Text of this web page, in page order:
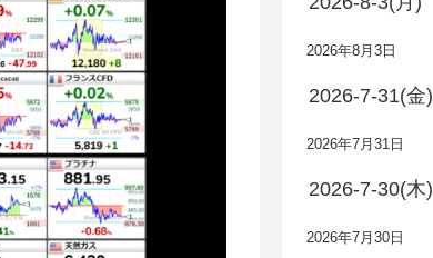
2026年8月3日
2026-7-31(金)
2026年7月31日
2026-7-30(木)
2026年7月30日